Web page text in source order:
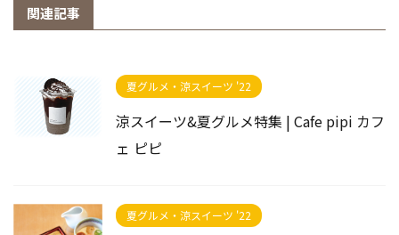
関連記事
夏グルメ・涼スイーツ '22
涼スイーツ&夏グルメ特集 | Cafe pipi カフ
ェ ピピ
夏グルメ・涼スイーツ '22